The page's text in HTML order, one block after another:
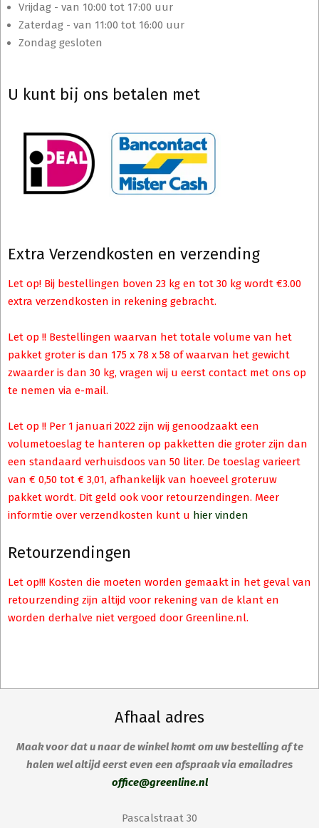
Vrijdag - van 10:00 tot 17:00 uur
Zaterdag - van 11:00 tot 16:00 uur
Zondag gesloten
U kunt bij ons betalen met
Extra Verzendkosten en verzending
Let op! Bij bestellingen boven 23 kg en tot 30 kg wordt €3.00
extra verzendkosten in rekening gebracht.
Let op !! Bestellingen waarvan het totale volume van het
pakket groter is dan 175 x 78 x 58 of waarvan het gewicht
zwaarder is dan 30 kg, vragen wij u eerst contact met ons op
te nemen via e-mail.
Let op !! Per 1 januari 2022 zijn wij genoodzaakt een
volumetoeslag te hanteren op pakketten die groter zijn dan
een standaard verhuisdoos van 50 liter. De toeslag varieert
van € 0,50 tot € 3,01, afhankelijk van hoeveel groteruw
pakket wordt. Dit geld ook voor retourzendingen. Meer
informtie over verzendkosten kunt u hier vinden
Retourzendingen
Let op!!! Kosten die moeten worden gemaakt in het geval van
retourzending zijn altijd voor rekening van de klant en
worden derhalve niet vergoed door Greenline.nl.
Afhaal adres
Maak voor dat u naar de winkel komt om uw bestelling af te
halen wel altijd eerst even een afspraak via emailadres
office@greenline.nl
Pascalstraat 30